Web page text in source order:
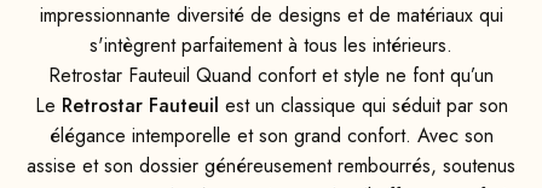
impressionnante diversité de designs et de matériaux qui
s'intègrent parfaitement à tous les intérieurs.
Retrostar Fauteuil Quand confort et style ne font qu’un
Le Retrostar Fauteuil est un classique qui séduit par son
élégance intemporelle et son grand confort. Avec son
assise et son dossier généreusement rembourrés, soutenus